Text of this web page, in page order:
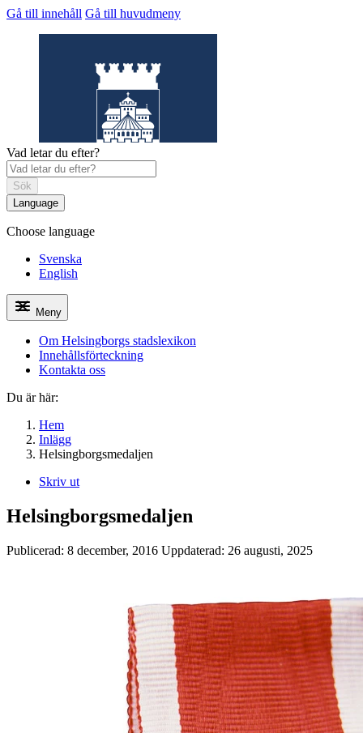
Gå till innehåll Gå till huvudmeny
Helsingborgs stadslexikon
Vad letar du efter?
Sök
Language
Choose language
Svenska
English
Meny
Om Helsingborgs stadslexikon
Innehållsförteckning
Kontakta oss
Du är här:
Hem
Inlägg
Helsingborgsmedaljen
Skriv ut
Helsingborgsmedaljen
Publicerad: 8 december, 2016 Uppdaterad: 26 augusti, 2025